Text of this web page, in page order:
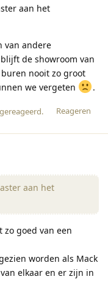
aan het
van andere
de showroom van
nooit zo groot
we vergeten
.
Reageren
.
aan het
zo goed van een
worden als Mack
elkaar en er zijn in